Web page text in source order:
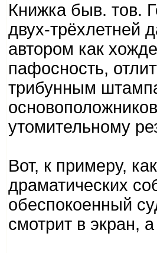
Книжка быв. тов.
двух-трёхлетней
автором как
пафосность,
трибунным
утомительному
Вот, к примеру,
драматических
обеспокоенный
смотрит в экран,